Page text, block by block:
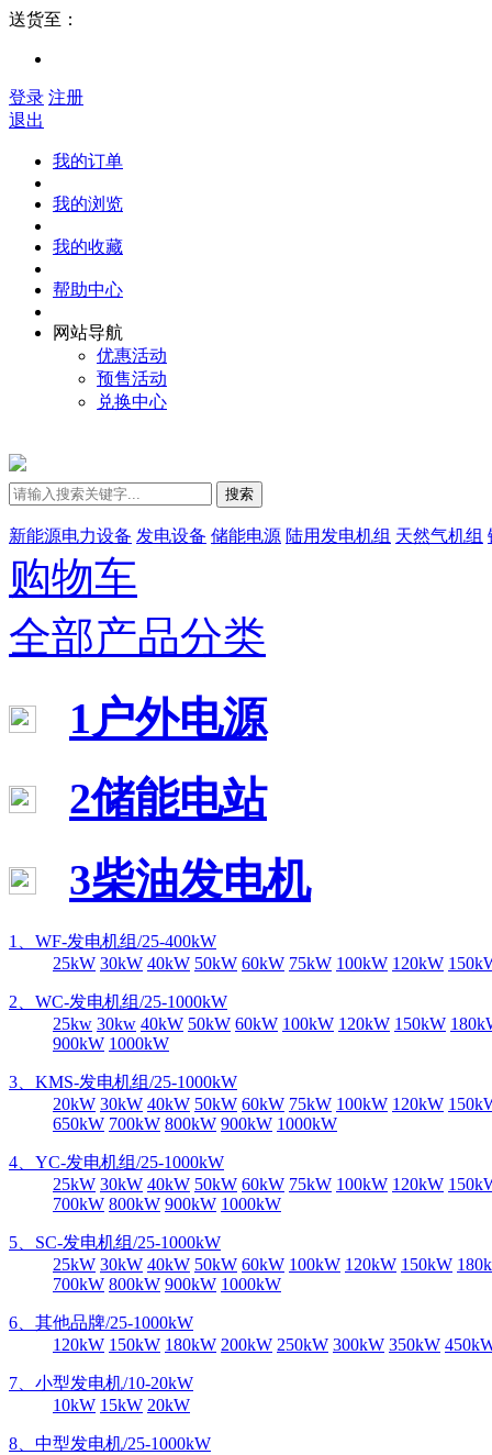
送货至：
登录 注册
退出
我的订单
我的浏览
我的收藏
帮助中心
网站导航
优惠活动
预售活动
兑换中心
搜索
新能源电力设备 发电设备 储能电源 陆用发电机组 天然气机组
购物车
全部产品分类
1户外电源
2储能电站
3柴油发电机
1、WF-发电机组/25-400kW
25kW 30kW 40kW 50kW 60kW 75kW 100kW 120kW
2、WC-发电机组/25-1000kW
25kw 30kw 40kW 50kW 60kW 100kW 120kW 150kW
900kW 1000kW
3、KMS-发电机组/25-1000kW
20kW 30kW 40kW 50kW 60kW 75kW 100kW 120kW
650kW 700kW 800kW 900kW 1000kW
4、YC-发电机组/25-1000kW
25kW 30kW 40kW 50kW 60kW 75kW 100kW 120kW
700kW 800kW 900kW 1000kW
5、SC-发电机组/25-1000kW
25kW 30kW 40kW 50kW 60kW 100kW 120kW 150kW
700kW 800kW 900kW 1000kW
6、其他品牌/25-1000kW
120kW 150kW 180kW 200kW 250kW 300kW 350kW
7、小型发电机/10-20kW
10kW 15kW 20kW
8、中型发电机/25-1000kW